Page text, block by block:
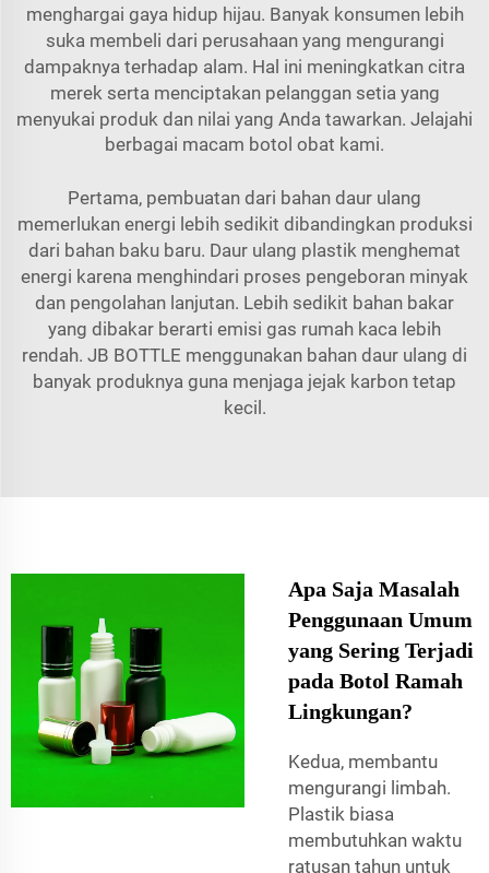
menghargai gaya hidup hijau. Banyak konsumen lebih
suka membeli dari perusahaan yang mengurangi
dampaknya terhadap alam. Hal ini meningkatkan citra
merek serta menciptakan pelanggan setia yang
menyukai produk dan nilai yang Anda tawarkan. Jelajahi
berbagai macam botol obat kami.
Pertama, pembuatan dari bahan daur ulang
memerlukan energi lebih sedikit dibandingkan produksi
dari bahan baku baru. Daur ulang plastik menghemat
energi karena menghindari proses pengeboran minyak
dan pengolahan lanjutan. Lebih sedikit bahan bakar
yang dibakar berarti emisi gas rumah kaca lebih
rendah. JB BOTTLE menggunakan bahan daur ulang di
banyak produknya guna menjaga jejak karbon tetap
kecil.
Apa Saja Masalah
Penggunaan Umum
yang Sering Terjadi
pada Botol Ramah
Lingkungan?
Kedua, membantu
mengurangi limbah.
Plastik biasa
membutuhkan waktu
ratusan tahun untuk